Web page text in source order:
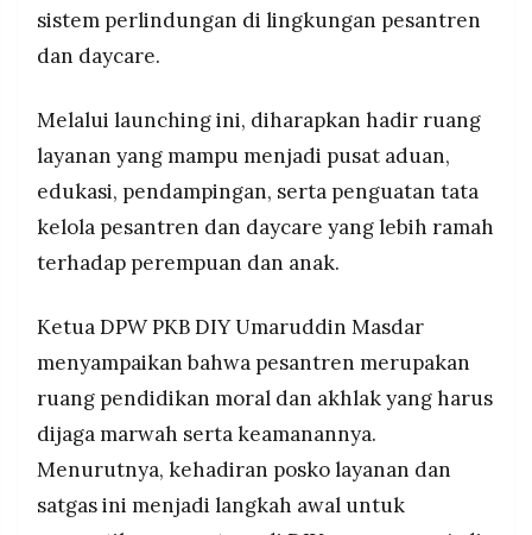
sistem perlindungan di lingkungan pesantren
dan daycare.
Melalui launching ini, diharapkan hadir ruang
layanan yang mampu menjadi pusat aduan,
edukasi, pendampingan, serta penguatan tata
kelola pesantren dan daycare yang lebih ramah
terhadap perempuan dan anak.
Ketua DPW PKB DIY Umaruddin Masdar
menyampaikan bahwa pesantren merupakan
ruang pendidikan moral dan akhlak yang harus
dijaga marwah serta keamanannya.
Menurutnya, kehadiran posko layanan dan
satgas ini menjadi langkah awal untuk